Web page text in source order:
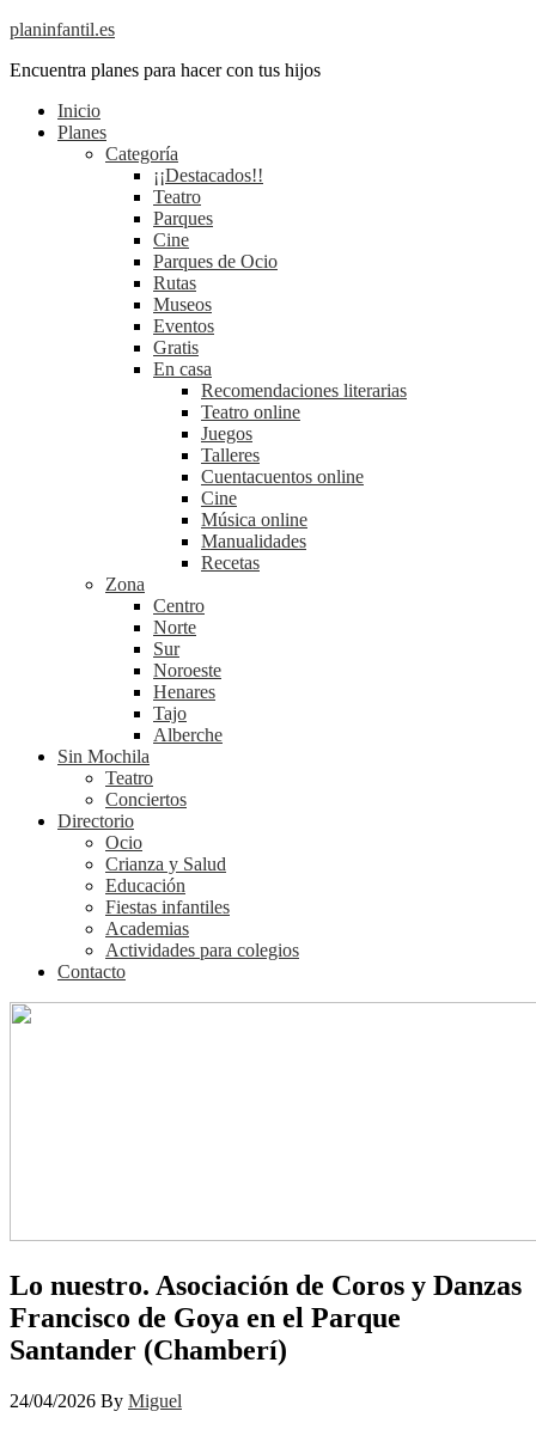
planinfantil.es
Encuentra planes para hacer con tus hijos
Inicio
Planes
Categoría
¡¡Destacados!!
Teatro
Parques
Cine
Parques de Ocio
Rutas
Museos
Eventos
Gratis
En casa
Recomendaciones literarias
Teatro online
Juegos
Talleres
Cuentacuentos online
Cine
Música online
Manualidades
Recetas
Zona
Centro
Norte
Sur
Noroeste
Henares
Tajo
Alberche
Sin Mochila
Teatro
Conciertos
Directorio
Ocio
Crianza y Salud
Educación
Fiestas infantiles
Academias
Actividades para colegios
Contacto
Lo nuestro. Asociación de Coros y Danzas
Francisco de Goya en el Parque
Santander (Chamberí)
24/04/2026 By Miguel